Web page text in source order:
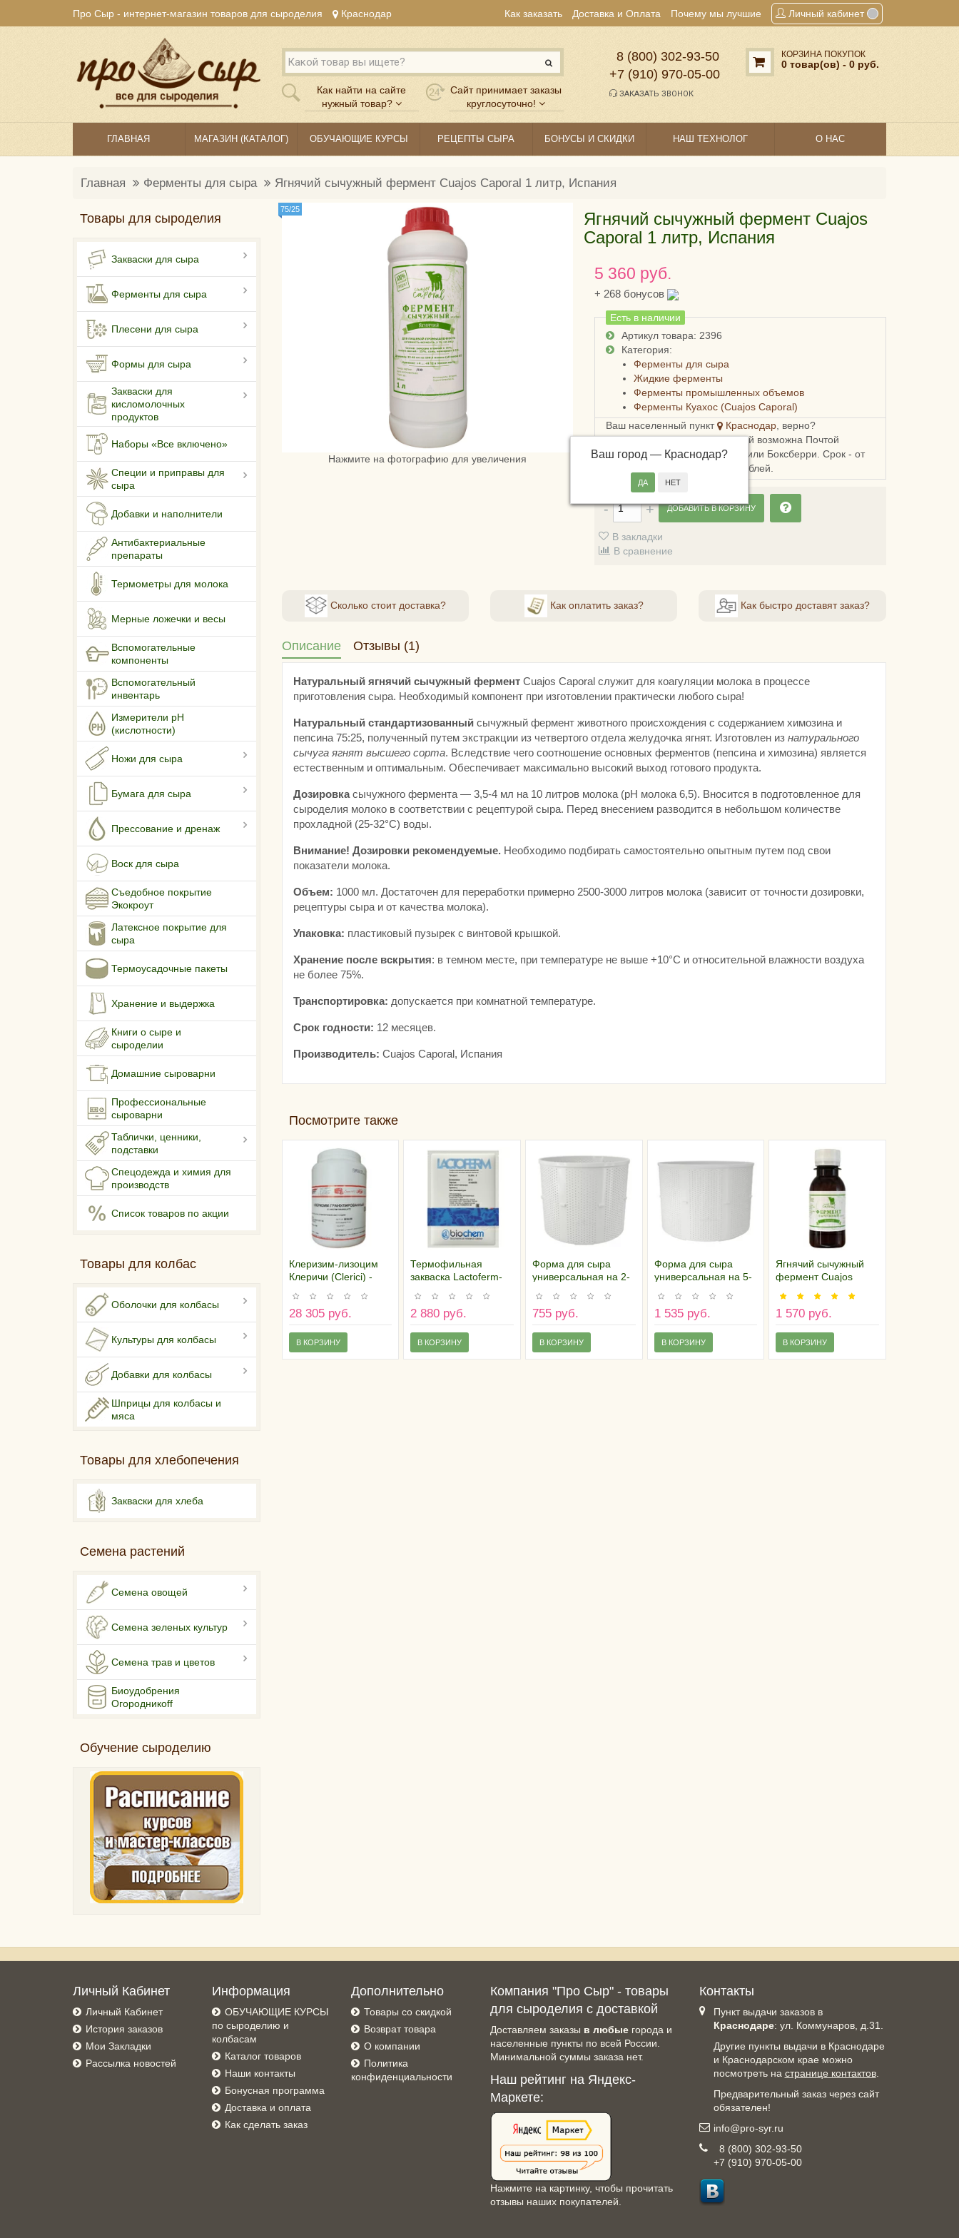
Про Сыр - интернет-магазин товаров для сыроделия Краснодар Как заказать Доставка и Оплата Почему мы лучшие Личный кабинет
Как найти на сайте
нужный товар?
Сайт принимает заказы
круглосуточно!
8 (800) 302‑93‑50
+7 (910) 970‑05‑00
ЗАКАЗАТЬ ЗВОНОК
КОРЗИНА ПОКУПОК
0 товар(ов) - 0 руб.
ГЛАВНАЯ МАГАЗИН (КАТАЛОГ) ОБУЧАЮЩИЕ КУРСЫ РЕЦЕПТЫ СЫРА БОНУСЫ И СКИДКИ НАШ ТЕХНОЛОГ О НАС
Главная Ферменты для сыра Ягнячий сычужный фермент Cuajos Caporal 1 литр, Испания
Товары для сыроделия
Закваски для сыра
Ферменты для сыра
Плесени для сыра
Формы для сыра
Закваски для
кисломолочных
продуктов
Наборы «Все включено»
Специи и приправы для
сыра
Добавки и наполнители
Антибактериальные
препараты
Термометры для молока
Мерные ложечки и весы
Вспомогательные
компоненты
Вспомогательный
инвентарь
Измерители pH
(кислотности)
Ножи для сыра
Бумага для сыра
Прессование и дренаж
Воск для сыра
Съедобное покрытие
Экокроут
Латексное покрытие для
сыра
Термоусадочные пакеты
Хранение и выдержка
Книги о сыре и
сыроделии
Домашние сыроварни
Профессиональные
сыроварни
Таблички, ценники,
подставки
Спецодежда и химия для
производств
Список товаров по акции
Товары для колбас
Оболочки для колбасы
Культуры для колбасы
Добавки для колбасы
Шприцы для колбасы и
мяса
Товары для хлебопечения
Закваски для хлеба
Семена растений
Семена овощей
Семена зеленых культур
Семена трав и цветов
Биоудобрения
Огородникоff
Обучение сыроделию
75/25
Нажмите на фотографию для увеличения
Ягнячий сычужный фермент Cuajos
Caporal 1 литр, Испания
5 360 руб.
+ 268 бонусов
Есть в наличии
Артикул товара: 2396
Категория:
Ферменты для сыра
Жидкие ферменты
Ферменты промышленных объемов
Ферменты Куахос (Cuajos Caporal)
Ваш населенный пункт
Краснодар, верно?
Ваш город — Краснодар?
Доставка в Краснодарский край возможна Почтой
России, СДЭКом, Пятерочкой или Боксберри. Срок - от
4х дней, стоимость - от 178 рублей.
ДОБАВИТЬ В КОРЗИНУ
В закладки
В сравнение
Сколько стоит доставка? Как оплатить заказ? Как быстро доставят заказ?
Описание Отзывы (1)
Натуральный ягнячий сычужный ферментCuajos Caporal служит для коагуляции молока в процессе
приготовления сыра. Необходимый компонент при изготовлении практически любого сыра!
Натуральный стандартизованныйсычужный фермент животного происхождения с содержанием химозина и
пепсина 75:25, полученный путем экстракции из четвертого отдела желудочка ягнят. Изготовлен из натурального
сычуга ягнят высшего сорта. Вследствие чего соотношение основных ферментов (пепсина и химозина) является
естественным и оптимальным. Обеспечивает максимально высокий выход готового продукта.
Дозировкасычужного фермента — 3,5-4 мл на 10 литров молока (pH молока 6,5). Вносится в подготовленное для
сыроделия молоко в соответствии с рецептурой сыра. Перед внесением разводится в небольшом количестве
прохладной (25-32°С) воды.
Внимание! Дозировки рекомендуемые. Необходимо подбирать самостоятельно опытным путем под свои
показатели молока.
Объем: 1000 мл. Достаточен для переработки примерно 2500-3000 литров молока (зависит от точности дозировки,
рецептуры сыра и от качества молока).
Упаковка: пластиковый пузырек с винтовой крышкой.
Хранение после вскрытия: в темном месте, при температуре не выше +10°С и относительной влажности воздуха
не более 75%.
Транспортировка: допускается при комнатной температуре.
Срок годности: 12 месяцев.
Производитель: Cuajos Caporal, Испания
Посмотрите также
Клеризим-лизоцим
Клеричи (Clerici) -
28 305 руб.
В КОРЗИНУ
Термофильная
закваска Lactoferm-
(на 5 тонн)
2 880 руб.
В КОРЗИНУ
Форма для сыра
универсальная на 2-
755 руб.
В КОРЗИНУ
Форма для сыра
универсальная на 5-
1 535 руб.
В КОРЗИНУ
Ягнячий сычужный
фермент Cuajos
Испания
1 570 руб.
В КОРЗИНУ
Личный Кабинет
Личный Кабинет
История заказов
Мои Закладки
Рассылка новостей
Информация
ОБУЧАЮЩИЕ КУРСЫ
по сыроделию и
колбасам
Каталог товаров
Наши контакты
Бонусная программа
Доставка и оплата
Как сделать заказ
Дополнительно
Товары со скидкой
Возврат товара
О компании
Политика
конфиденциальности
Компания "Про Сыр" - товары
для сыроделия с доставкой
Доставляем заказы в любые города и
населенные пункты по всей России.
Минимальной суммы заказа нет.
Наш рейтинг на Яндекс-
Маркете:
Нажмите на картинку, чтобы прочитать
отзывы наших покупателей.
Контакты
Пункт выдачи заказов в
Краснодаре: ул. Коммунаров, д.31.
Другие пункты выдачи в Краснодаре
и Краснодарском крае можно
посмотреть на странице контактов.
Предварительный заказ через сайт
обязателен!
info@pro-syr.ru
8 (800) 302-93-50
+7 (910) 970-05-00